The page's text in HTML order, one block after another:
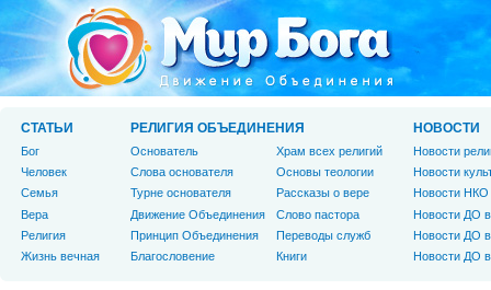
СТАТЬИ
Бог
Человек
Cемья
Вера
Религия
Жизнь вечная
РЕЛИГИЯ ОБЪЕДИНЕНИЯ
Основатель
Слова основателя
Турне основателя
Движение Объединения
Принцип Объединения
Благословение
Храм всех религий
Основы теологии
Рассказы о вере
Слово пастора
Переводы служб
Книги
НОВОСТИ
Новости
Новости
Новости НКО
Новости ДО
Новости ДО
Новости ДО